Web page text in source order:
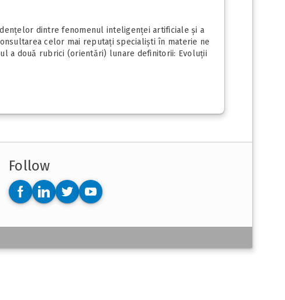
dintre fenomenul inteligenței artificiale și a
celor mai reputați specialiști în materie ne
a două rubrici (orientări) lunare definitorii: Evoluții
Follow